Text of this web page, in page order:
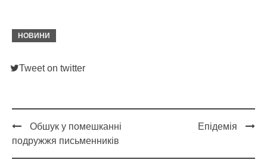
НОВИНИ
Tweet on twitter
Post
navigation
Обшук у помешканні
подружжя письменників
Епідемія